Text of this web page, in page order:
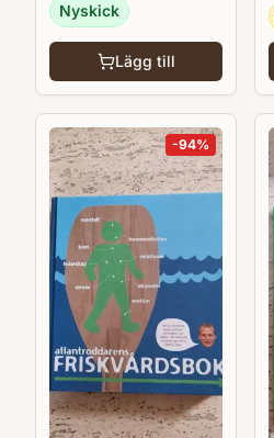
Nyskick
Lägg till
-94%